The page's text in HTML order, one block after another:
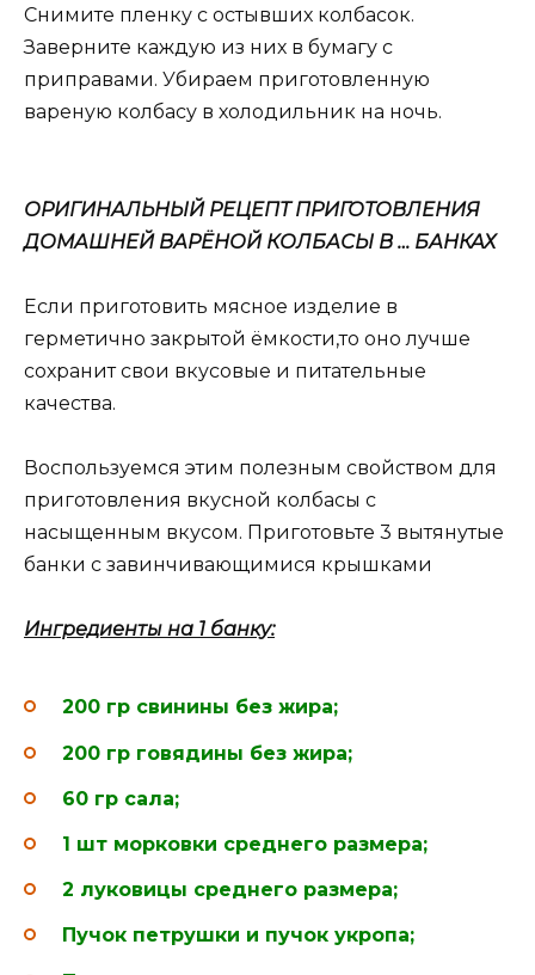
Снимите пленку с остывших колбасок.
Заверните каждую из них в бумагу с
приправами. Убираем приготовленную
вареную колбасу в холодильник на ночь.
ОРИГИНАЛЬНЫЙ РЕЦЕПТ ПРИГОТОВЛЕНИЯ
ДОМАШНЕЙ ВАРЁНОЙ КОЛБАСЫ В … БАНКАХ
Если приготовить мясное изделие в
герметично закрытой ёмкости,то оно лучше
сохранит свои вкусовые и питательные
качества.
Воспользуемся этим полезным свойством для
приготовления вкусной колбасы с
насыщенным вкусом. Приготовьте 3 вытянутые
банки с завинчивающимися крышками
Ингредиенты на 1 банку:
200 гр свинины без жира;
200 гр говядины без жира;
60 гр сала;
1 шт морковки среднего размера;
2 луковицы среднего размера;
Пучок петрушки и пучок укропа;